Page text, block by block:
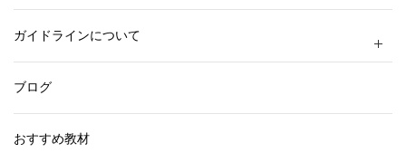
ガイドラインについて
ブログ
おすすめ教材